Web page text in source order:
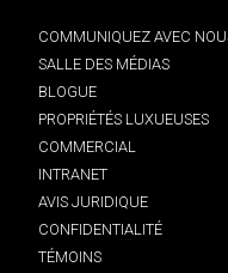
COMMUNIQUEZ AVEC
SALLE DES MÉDIAS
BLOGUE
PROPRIÉTÉS LUXUEUSES
COMMERCIAL
INTRANET
AVIS JURIDIQUE
CONFIDENTIALITÉ
TÉMOINS